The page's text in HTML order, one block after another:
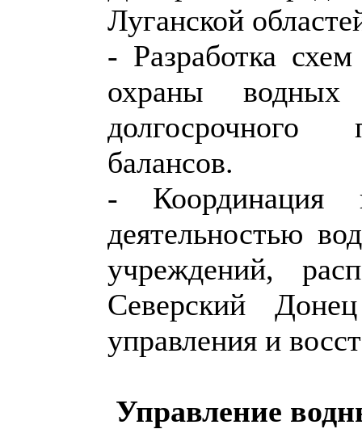
Луганской
- Разработка
охраны водных
долгосрочного
балансов.
- Координация
деятельностью
учреждений,
Северский
управления и
Управление